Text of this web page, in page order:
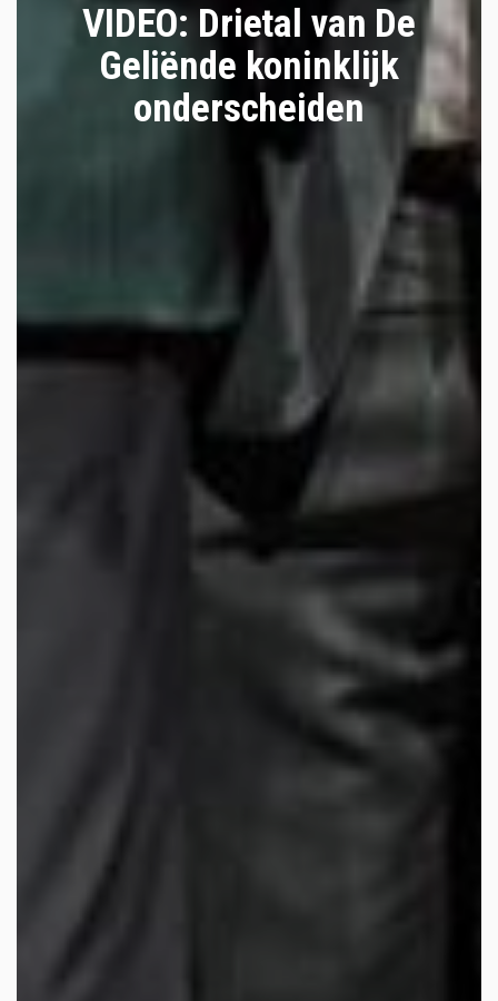
VIDEO: Drietal van De
Geliënde koninklijk
onderscheiden